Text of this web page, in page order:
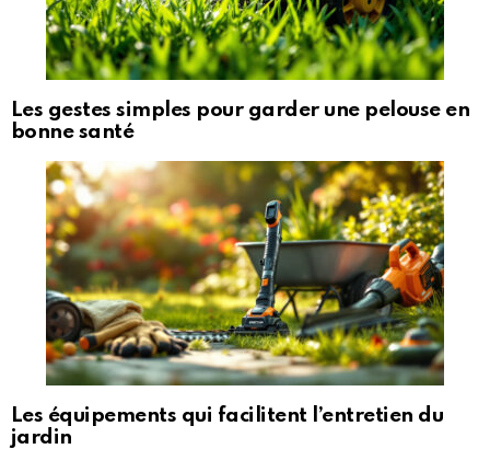
Les gestes simples pour garder une pelouse en
bonne santé
Les équipements qui facilitent l’entretien du
jardin